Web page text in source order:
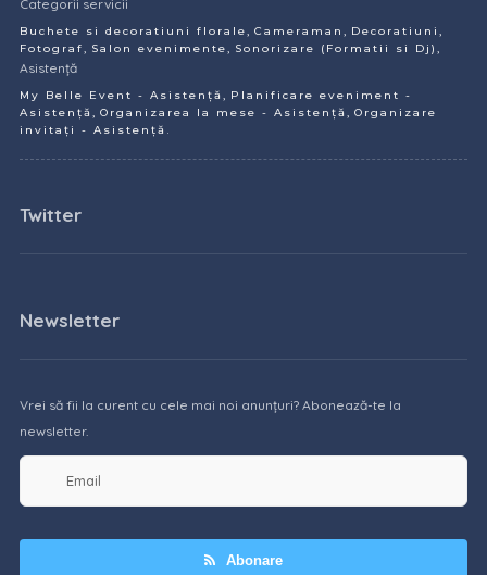
Categorii servicii
Buchete si decoratiuni florale Cameraman Decoratiuni
Fotograf Salon evenimente Sonorizare (Formatii si Dj)
Asistență
My Belle Event - Asistență
Planificare eveniment -
Asistență
Organizarea la mese - Asistență
Organizare
invitați - Asistență
Twitter
Newsletter
Vrei să fii la curent cu cele mai noi anunțuri? Abonează-te la
newsletter.
Abonare